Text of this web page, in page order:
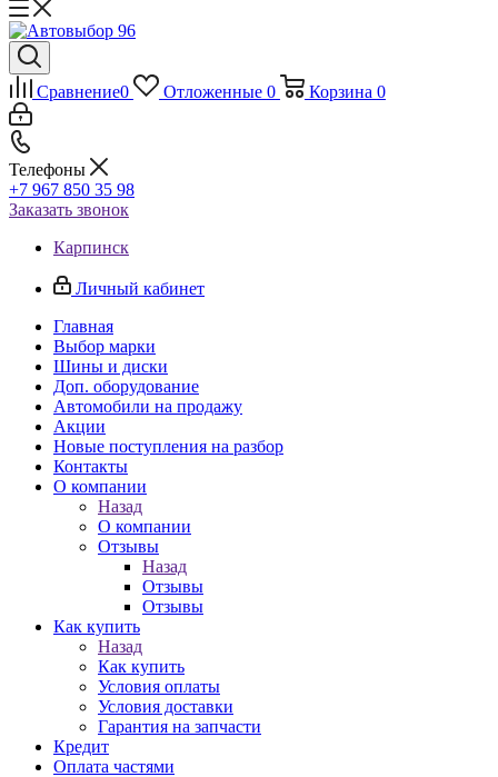
Сравнение0 Отложенные 0 Корзина 0
Телефоны
+7 967 850 35 98
Заказать звонок
Карпинск
Личный кабинет
Главная
Выбор марки
Шины и диски
Доп. оборудование
Автомобили на продажу
Акции
Новые поступления на разбор
Контакты
О компании
Назад
О компании
Отзывы
Назад
Отзывы
Отзывы
Как купить
Назад
Как купить
Условия оплаты
Условия доставки
Гарантия на запчасти
Кредит
Оплата частями